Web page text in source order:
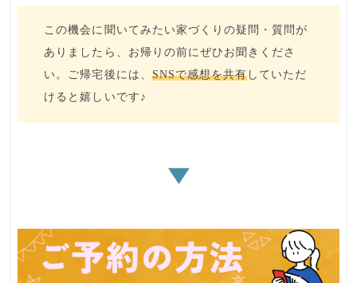
この機会に聞いてみたい家づくりの疑問・質問が
ありましたら、お帰りの前にぜひお聞きくださ
い。ご帰宅後には、 SNSで感想を共有 していただ
けると嬉しいです♪